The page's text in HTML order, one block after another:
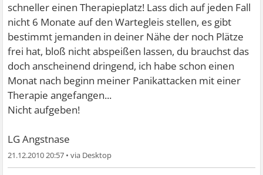
schneller einen Therapieplatz! Lass dich auf jeden Fall
nicht 6 Monate auf den Wartegleis stellen, es gibt
bestimmt jemanden in deiner Nähe der noch Plätze
frei hat, bloß nicht abspeißen lassen, du brauchst das
doch anscheinend dringend, ich habe schon einen
Monat nach beginn meiner Panikattacken mit einer
Therapie angefangen...
Nicht aufgeben!
LG Angstnase
21.12.2010 20:57 •